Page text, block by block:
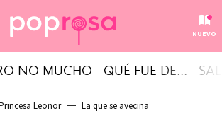
NUEVO
NO MUCHO QUÉ FUE DE...
Leonor La que se avecina